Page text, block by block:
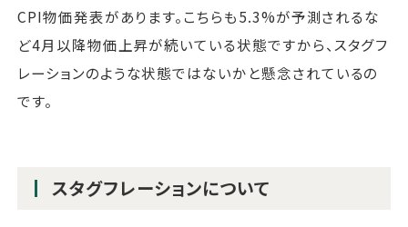
CPI物価発表があります。こちらも5.3%が予測されるな
ど4月以降物価上昇が続いている状態ですから、スタグフ
レーションのような状態ではないかと懸念されているの
です。
スタグフレーションについて